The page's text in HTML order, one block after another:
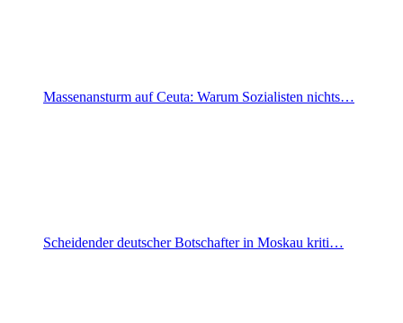
Massenansturm auf Ceuta: Warum Sozialisten nichts…
Scheidender deutscher Botschafter in Moskau kriti…